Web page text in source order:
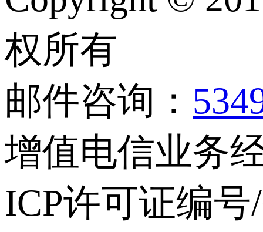
权所有
邮件咨询：
增值电信业务
ICP许可证编号